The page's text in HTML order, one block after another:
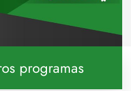
programas